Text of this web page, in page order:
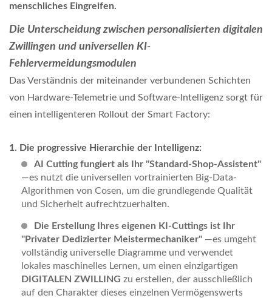
menschliches Eingreifen.
Die Unterscheidung zwischen personalisierten digitalen
Zwillingen und universellen KI-
Fehlervermeidungsmodulen
Das Verständnis der miteinander verbundenen Schichten
von Hardware-Telemetrie und Software-Intelligenz sorgt für
einen intelligenteren Rollout der Smart Factory:
Die progressive Hierarchie der Intelligenz:
AI Cutting fungiert als Ihr "Standard-Shop-Assistent"
—es nutzt die universellen vortrainierten Big-Data-
Algorithmen von Cosen, um die grundlegende Qualität
und Sicherheit aufrechtzuerhalten.
Die Erstellung Ihres eigenen KI-Cuttings ist Ihr
"Privater Dedizierter Meistermechaniker" —es umgeht
vollständig universelle Diagramme und verwendet
lokales maschinelles Lernen, um einen einzigartigen
DIGITALEN ZWILLING zu erstellen, der ausschließlich
auf den Charakter dieses einzelnen Vermögenswerts